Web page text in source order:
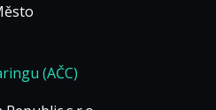
(AČC)